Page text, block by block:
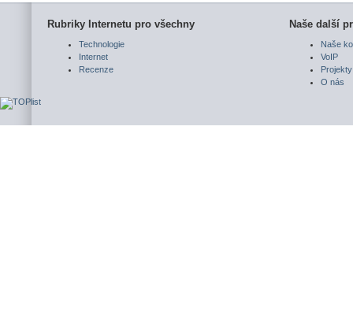
Rubriky Internetu pro všechny
Technologie
Internet
Recenze
Naše další
Naše
VoIP
Projekty
O nás